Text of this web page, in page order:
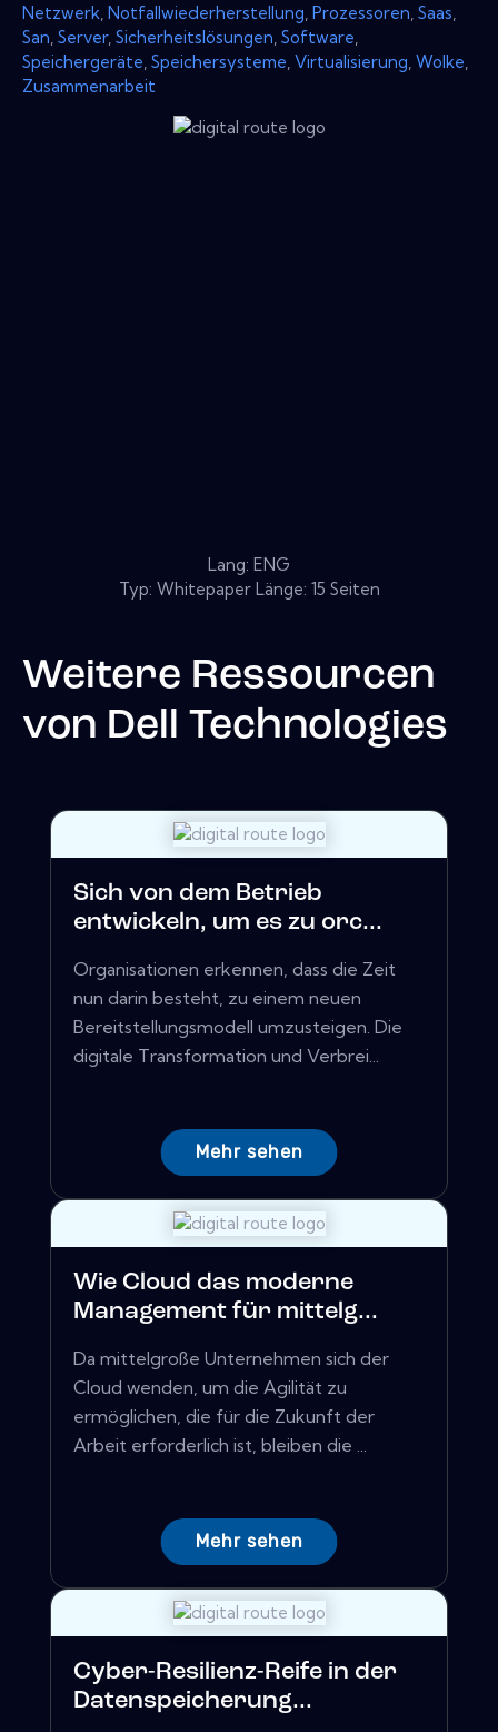
Netzwerk Notfallwiederherstellung Prozessoren Saas
San Server, Sicherheitslösungen Software
Speichergeräte Speichersysteme Virtualisierung Wolke
Zusammenarbeit
Lang: ENG
Typ: Whitepaper Länge: 15 Seiten
Weitere Ressourcen
von Dell Technologies
Sich von dem Betrieb
entwickeln, um es zu orc...
Organisationen erkennen, dass die Zeit
nun darin besteht, zu einem neuen
Bereitstellungsmodell umzusteigen. Die
digitale Transformation und Verbrei...
Mehr sehen
Wie Cloud das moderne
Management für mittelg...
Da mittelgroße Unternehmen sich der
Cloud wenden, um die Agilität zu
ermöglichen, die für die Zukunft der
Arbeit erforderlich ist, bleiben die ...
Mehr sehen
Cyber-Resilienz-Reife in der
Datenspeicherung...